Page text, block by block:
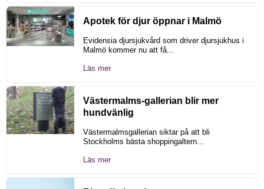
Apotek för djur öppnar i Malmö
Evidensia djursjukvård som driver djursjukhus i
Malmö kommer nu att få...
Läs mer
Västermalms-gallerian blir mer
hundvänlig
Västermalmsgallerian siktar på att bli
Stockholms bästa shoppingaltern...
Läs mer